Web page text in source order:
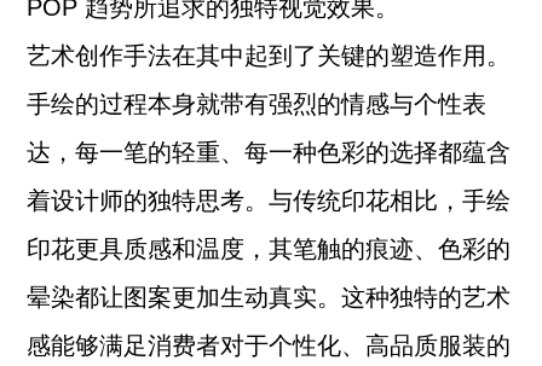
POP 趋势所追求的独特视觉效果。
艺术创作手法在其中起到了关键的塑造作用。
手绘的过程本身就带有强烈的情感与个性表
达，每一笔的轻重、每一种色彩的选择都蕴含
着设计师的独特思考。与传统印花相比，手绘
印花更具质感和温度，其笔触的痕迹、色彩的
晕染都让图案更加生动真实。这种独特的艺术
感能够满足消费者对于个性化、高品质服装的